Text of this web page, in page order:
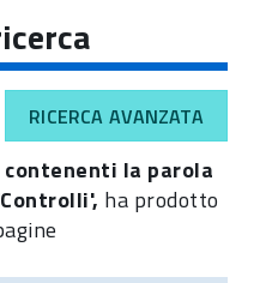
RICERCA AVANZATA
la parola
ha prodotto